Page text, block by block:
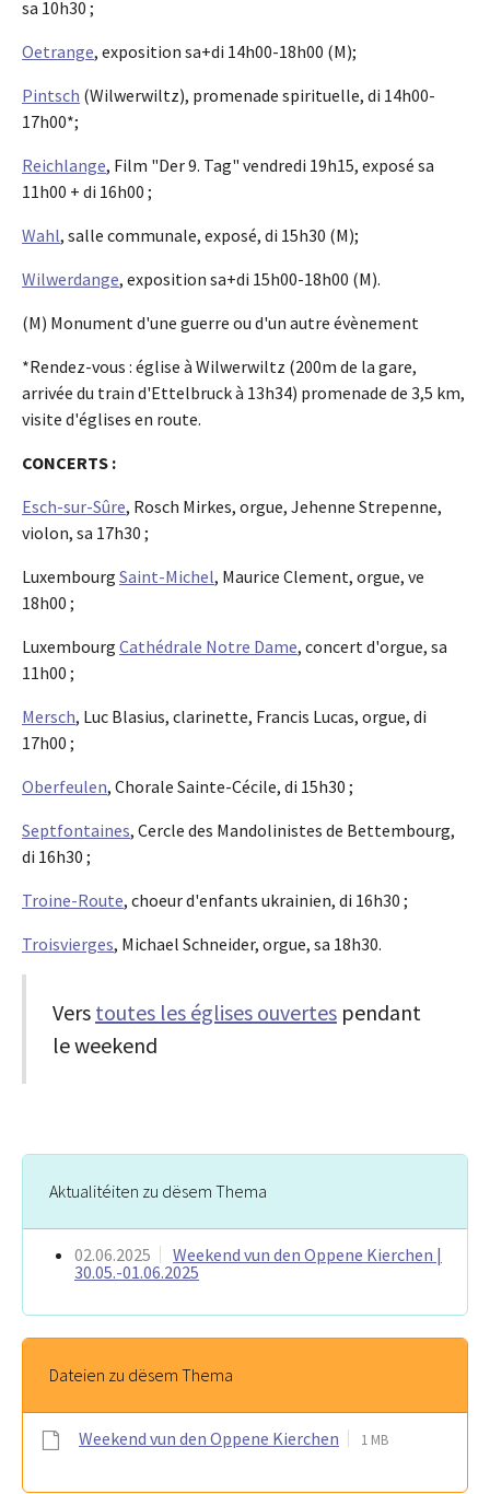
sa 10h30 ;
Oetrange, exposition sa+di 14h00-18h00 (M);
Pintsch (Wilwerwiltz), promenade spirituelle, di 14h00-
17h00*;
Reichlange, Film "Der 9. Tag" vendredi 19h15, exposé sa
11h00 + di 16h00 ;
Wahl, salle communale, exposé, di 15h30 (M);
Wilwerdange, exposition sa+di 15h00-18h00 (M).
(M) Monument d'une guerre ou d'un autre évènement
*Rendez-vous : église à Wilwerwiltz (200m de la gare,
arrivée du train d'Ettelbruck à 13h34) promenade de 3,5 km,
visite d'églises en route.
CONCERTS :
Esch-sur-Sûre, Rosch Mirkes, orgue, Jehenne Strepenne,
violon, sa 17h30 ;
Luxembourg Saint-Michel, Maurice Clement, orgue, ve
18h00 ;
Luxembourg Cathédrale Notre Dame, concert d'orgue, sa
11h00 ;
Mersch, Luc Blasius, clarinette, Francis Lucas, orgue, di
17h00 ;
Oberfeulen, Chorale Sainte-Cécile, di 15h30 ;
Septfontaines, Cercle des Mandolinistes de Bettembourg,
di 16h30 ;
Troine-Route, choeur d'enfants ukrainien, di 16h30 ;
Troisvierges, Michael Schneider, orgue, sa 18h30.
Vers toutes les églises ouvertes pendant
le weekend
Aktualitéiten zu dësem Thema
02.06.2025
Weekend vun den Oppene Kierchen |
30.05.-01.06.2025
Dateien zu dësem Thema
Weekend vun den Oppene Kierchen 1 MB